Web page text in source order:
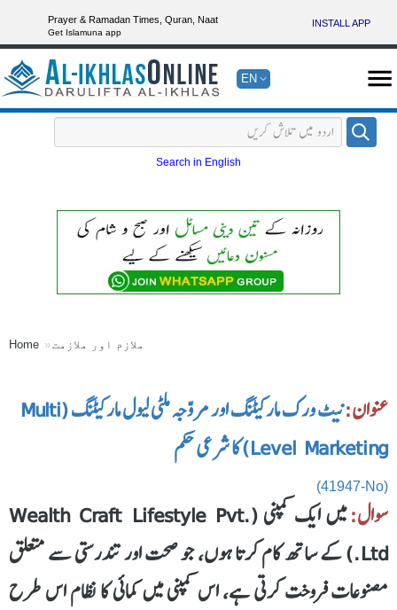
Prayer & Ramadan Times, Quran, Naat
Get Islamuna app
INSTALL APP
EN
Search in English
Home ملازم اور ملازمت
عنوان:
نیٹ ورک مارکیٹنگ اور مروّجہ ملٹی لیول مارکیٹنگ (Multi
Level Marketing) کا شرعی حکم
(41947-No)
سوال:
میں ایک کمپنی (Wealth Craft Lifestyle Pvt.
Ltd.) کے ساتھ کام کرتا ہوں، جو صحت اور تندرستی سے متعلق
مصنوعات فروخت کرتی ہے، اس کمپنی میں کمائی کا نظام اس طرح